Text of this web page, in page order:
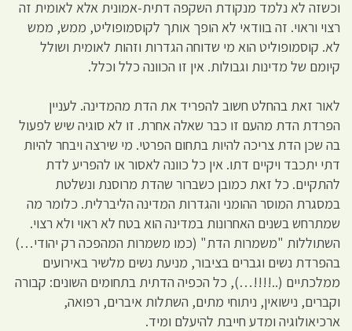
וכשזה לא נלמד מנקודת השקפה דתית-אמונית אלא לאומית זה
רצוי וראוי. זה בוודאי לא הופך אותך לקוסמופוליט, ממש, ממש
לא. קוסמופוליט הוא מי שדוחה הגדרות וזהות לאומית ושולל
קיומם של מדינות וגבולות. אין זו הכוונה כלל וכלל.
לאור זאת בהחלט חשוב להפריד את הדת מהמדינה. לעניין
הפרדת הדת מהעם זו כבר שאלה אחרת. זו לא סוגיה שיש לפעול
בה שכן הדת צריכה להיות בתחום הפרטי. מי שירצה ויבחר להיות
דתי יתכבד ויקיים דתו. אין כל כוונה לאסור או להפריע לדת
להתקיים. כל זאת כמובן כשברור שהדת מרוסנת ונשלטת
במסגרת המוסר ההומני והגדרות המדינה הליברלית. כלומר מה
שמתרחש בשנים האחרונות במדינה הוא בטח לא ראוי ולא רצוי.
השתוללות "משמרות הדת" (כמו משמרות המהפכה רק יהודי…)
בהפרדת נשים וגברים בציבור, מניעת נשים מלשיר באירועים
ממלכתיים (..!!!!…), כל הכפיה הדתית בתחומים השונים: קבורה
וקברים, נישואין, ניתוחי מתים, השתלות איברים, רפואה,
ארכיאולוגיה ומדע חייבת להיעלם ומיד.